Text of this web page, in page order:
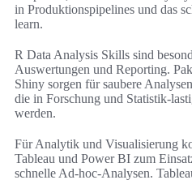
in Produktionspipelines und das
learn.
R Data Analysis Skills sind
Auswertungen und Reporting.
Shiny sorgen für saubere
die in Forschung und Statistik-
werden.
Für Analytik und Visualisierung
Tableau und Power BI zum
schnelle Ad-hoc-Analysen.